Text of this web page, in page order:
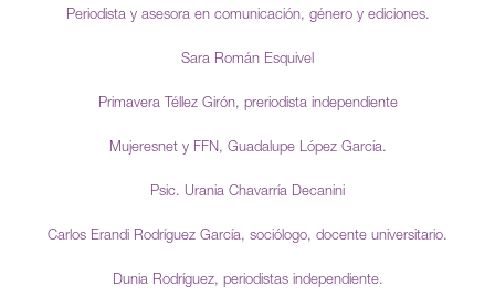
Periodista y asesora en comunicación, género y ediciones.
Sara Román Esquivel
Primavera Téllez Girón, preriodista independiente
Mujeresnet y FFN, Guadalupe López García.
Psic. Urania Chavarría Decanini
Carlos Erandi Rodríguez García, sociólogo, docente universitario.
Dunia Rodríguez, periodistas independiente.